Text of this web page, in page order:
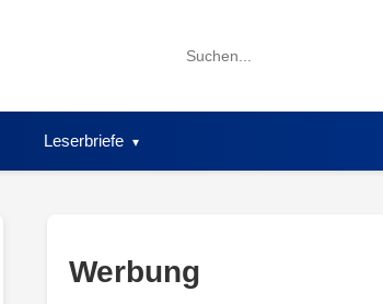
Search
Leserbriefe
Werbung